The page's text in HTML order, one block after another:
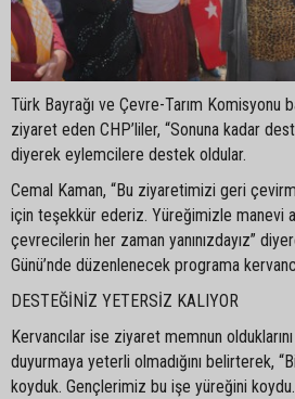
Türk Bayrağı ve Çevre-Tarım Komisyonu
ziyaret eden CHP’liler, “Sonuna kadar
diyerek eylemcilere destek oldular.
Cemal Kaman, “Bu ziyaretimizi geri
için teşekkür ederiz. Yüreğimizle manevi
çevrecilerin her zaman yanınızdayız”
Günü’nde düzenlenecek programa
DESTEĞİNİZ YETERSİZ KALIYOR
Kervancılar ise ziyaret memnun
duyurmaya yeterli olmadığını belirterek,
koyduk. Gençlerimiz bu işe yüreğini